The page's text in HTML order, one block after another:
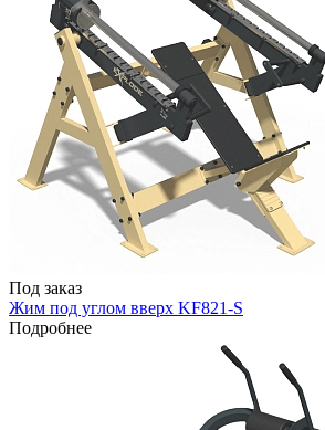
Под заказ
Жим под углом вверх KF821-S
Подробнее